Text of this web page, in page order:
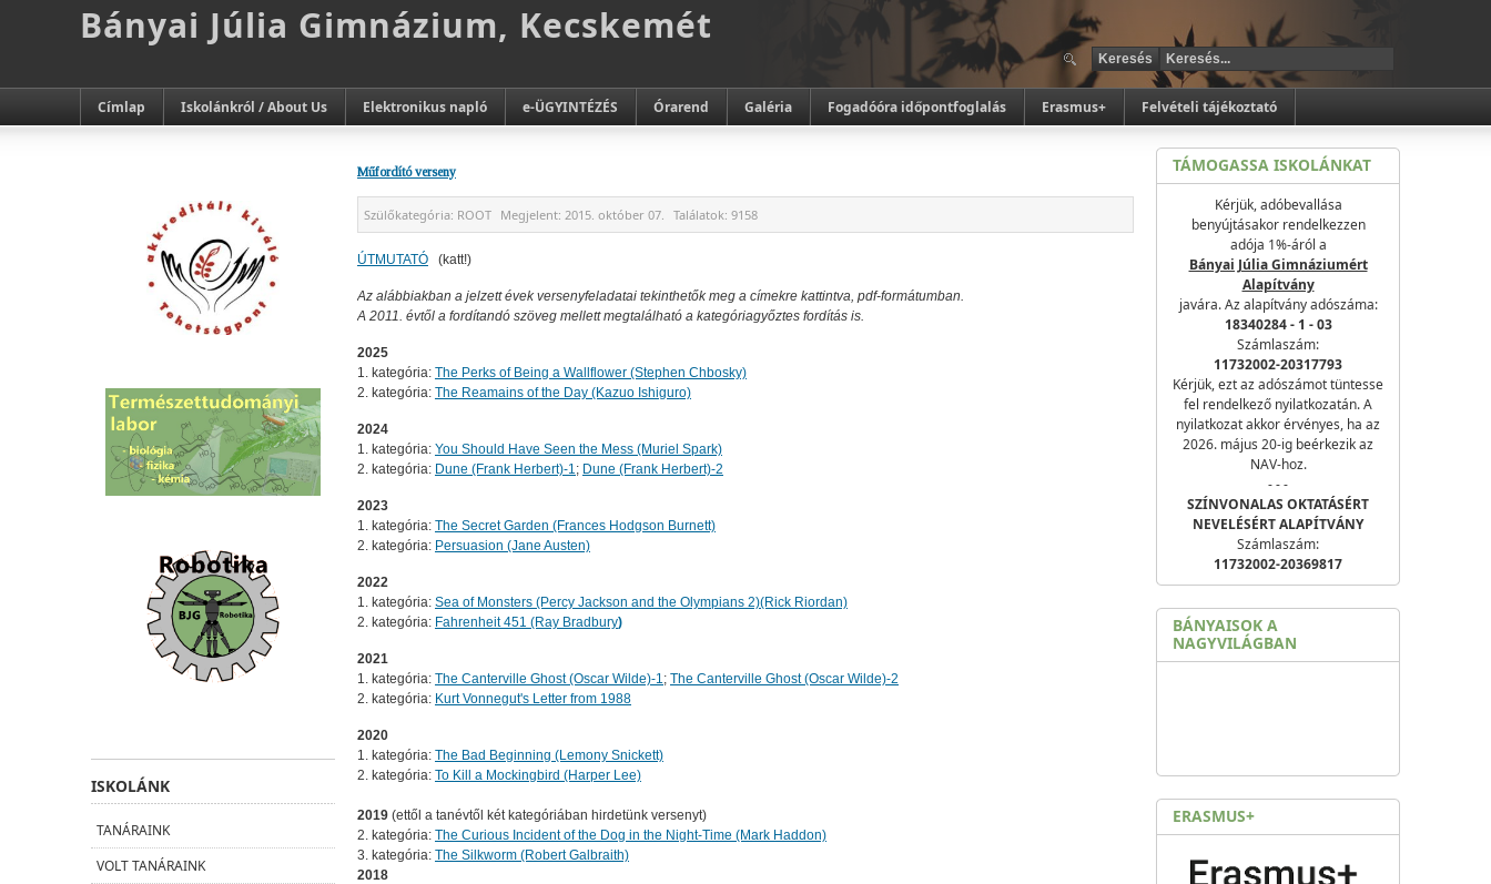
Bányai Júlia Gimnázium, Kecskemét
Címlap Iskolánkról / About Us Elektronikus napló e-ÜGYINTÉZÉS Órarend Galéria Fogadóóra időpontfoglalás Erasmus+ Felvételi tájékoztató
Műfordító verseny
Szülőkategória: ROOT Megjelent: 2015. október 07. Találatok: 9158
ÚTMUTATÓ (katt!)
Az alábbiakban a jelzett évek versenyfeladatai tekinthetők meg a címekre kattintva, pdf-formátumban.
A 2011. évtől a fordítandó szöveg mellett megtalálható a kategóriagyőztes fordítás is.
2025
1. kategória: The Perks of Being a Wallflower (Stephen Chbosky)
2. kategória: The Reamains of the Day (Kazuo Ishiguro)
2024
1. kategória: You Should Have Seen the Mess (Muriel Spark)
2. kategória: Dune (Frank Herbert)-1; Dune (Frank Herbert)-2
2023
1. kategória: The Secret Garden (Frances Hodgson Burnett)
2. kategória: Persuasion (Jane Austen)
2022
1. kategória: Sea of Monsters (Percy Jackson and the Olympians 2)(Rick Riordan)
2. kategória: Fahrenheit 451 (Ray Bradbury)
2021
1. kategória: The Canterville Ghost (Oscar Wilde)-1; The Canterville Ghost (Oscar Wilde)-2
2. kategória: Kurt Vonnegut's Letter from 1988
2020
1. kategória: The Bad Beginning (Lemony Snickett)
2. kategória: To Kill a Mockingbird (Harper Lee)
2019 (ettől a tanévtől két kategóriában hirdetünk versenyt)
2. kategória: The Curious Incident of the Dog in the Night-Time (Mark Haddon)
3. kategória: The Silkworm (Robert Galbraith)
2018
ISKOLÁNK
TANÁRAINK
VOLT TANÁRAINK
TÁMOGASSA ISKOLÁNKAT
Kérjük, adóbevallása
benyújtásakor rendelkezzen
adója 1%-áról a
Bányai Júlia Gimnáziumért
Alapítvány
javára. Az alapítvány adószáma:
18340284 - 1 - 03
Számlaszám:
11732002-20317793
Kérjük, ezt az adószámot tüntesse
fel rendelkező nyilatkozatán. A
nyilatkozat akkor érvényes, ha az
2026. május 20-ig beérkezik az
NAV-hoz.
- - -
SZÍNVONALAS OKTATÁSÉRT
NEVELÉSÉRT ALAPÍTVÁNY
Számlaszám:
11732002-20369817
BÁNYAISOK A
NAGYVILÁGBAN
ERASMUS+